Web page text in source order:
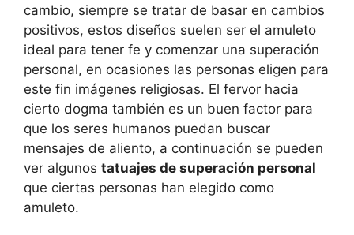
cambio, siempre se tratar de basar en cambios
positivos, estos diseños suelen ser el amuleto
ideal para tener fe y comenzar una superación
personal, en ocasiones las personas eligen para
este fin imágenes religiosas. El fervor hacia
cierto dogma también es un buen factor para
que los seres humanos puedan buscar
mensajes de aliento, a continuación se pueden
ver algunos tatuajes de superación personal
que ciertas personas han elegido como
amuleto.